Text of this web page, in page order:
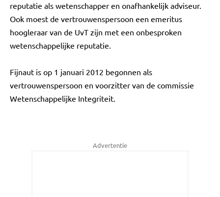
reputatie als wetenschapper en onafhankelijk adviseur.
Ook moest de vertrouwenspersoon een emeritus
hoogleraar van de UvT zijn met een onbesproken
wetenschappelijke reputatie.
Fijnaut is op 1 januari 2012 begonnen als
vertrouwenspersoon en voorzitter van de commissie
Wetenschappelijke Integriteit.
Advertentie